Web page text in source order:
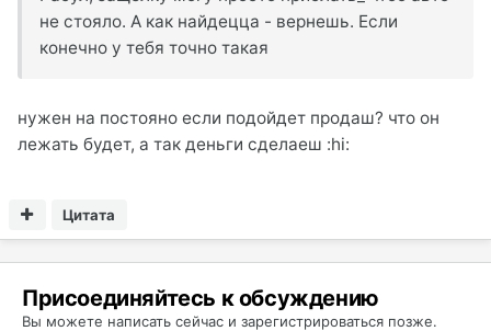
не стояло. А как найдецца - вернешь. Если
конечно у тебя точно такая
нужен на постояно если подойдет продаш? что он
лежать будет, а так деньги сделаеш :hi:
Цитата
Присоединяйтесь к обсуждению
Вы можете написать сейчас и зарегистрироваться позже.